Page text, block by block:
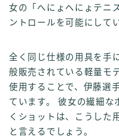
女の「へにょへにょテニ
ントロールを可能にして
全く同じ仕様の用具を手
般販売されている軽量モ
使用することで、伊藤選
ています。 彼女の繊細な
くショットは、こうした
と言えるでしょう。